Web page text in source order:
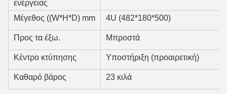
ενέργειας
Μέγεθος ((W*H*D) mm 4U (482*180*500)
Προς τα έξω. Μπροστά
Κέντρο κτύπησης Υποστήριξη (προαιρετική)
Καθαρό βάρος 23 κιλά